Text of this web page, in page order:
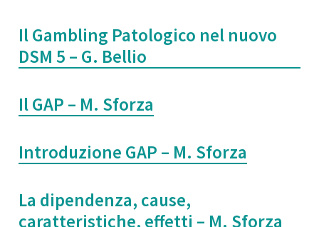
Il Gambling Patologico nel nuovo
DSM 5 – G. Bellio
Il GAP – M. Sforza
Introduzione GAP – M. Sforza
La dipendenza, cause,
caratteristiche, effetti – M. Sforza